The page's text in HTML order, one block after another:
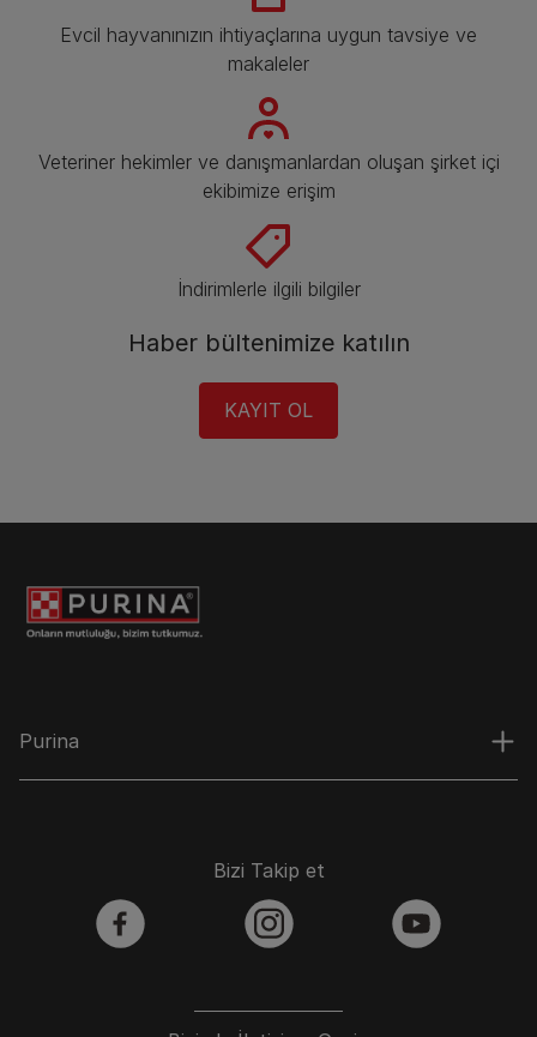
Evcil hayvanınızın ihtiyaçlarına uygun tavsiye ve
makaleler
Veteriner hekimler ve danışmanlardan oluşan şirket içi
ekibimize erişim
İndirimlerle ilgili bilgiler​
Haber bültenimize katılın​
KAYIT OL​
Purina
Bizi Takip et
facebook instagram youtube